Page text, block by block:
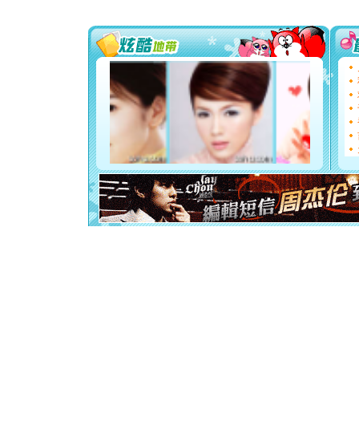
[圣诞节]
能正大
都要快乐
[圣诞节]
如意,快
[元旦]
看
断电。
你是我
[元旦]
如
起；二
离。水晶
[元旦]当
泣，这痛
卖了。水
[春节]风